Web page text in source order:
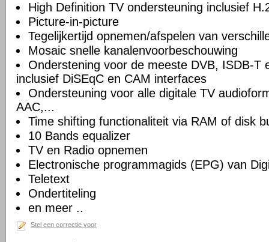
High Definition TV ondersteuning inclusief
Picture-in-picture
Tegelijkertijd opnemen/afspelen van
Mosaic snelle kanalenvoorbeschouwing
Onderstening voor de meeste DVB, ISDB-T
inclusief DiSEqC en CAM interfaces
Ondersteuning voor alle digitale TV
AAC,...
Time shifting functionaliteit via RAM of disk
10 Bands equalizer
TV en Radio opnemen
Electronische programmagids (EPG) van
Teletext
Ondertiteling
en meer ..
Stel een correctie voor